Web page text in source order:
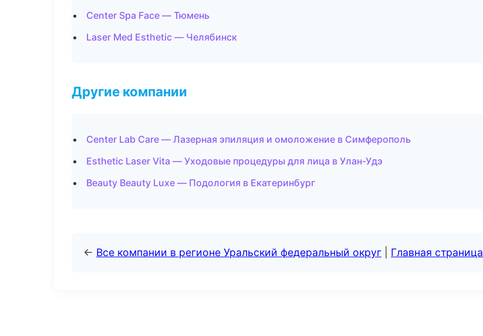
Center Spa Face — Тюмень
Laser Med Esthetic — Челябинск
Другие компании
Center Lab Care — Лазерная эпиляция и омоложение в Симферополь
Esthetic Laser Vita — Уходовые процедуры для лица в Улан-Удэ
Beauty Beauty Luxe — Подология в Екатеринбург
← Все компании в регионе Уральский федеральный округ Главная страница